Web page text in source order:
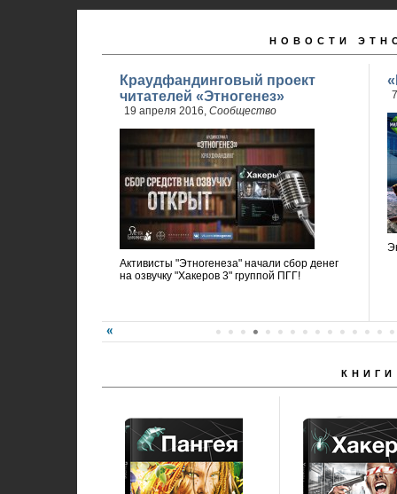
НОВОСТИ
Краудфандинговый проект
читателей «Этногенез»
19 апреля 2016, Сообщество
Активисты "Этногенеза" начали сбор денег
на озвучку "Хакеров 3" группой ПГГ!
КНИГИ